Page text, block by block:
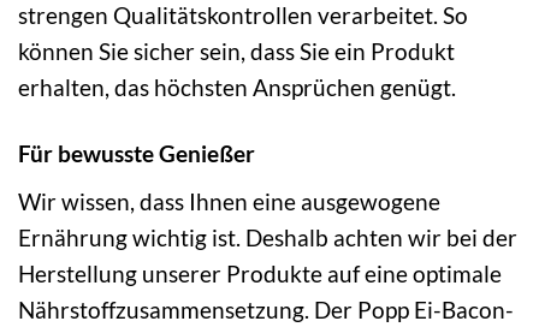
strengen Qualitätskontrollen verarbeitet. So
können Sie sicher sein, dass Sie ein Produkt
erhalten, das höchsten Ansprüchen genügt.
Für bewusste Genießer
Wir wissen, dass Ihnen eine ausgewogene
Ernährung wichtig ist. Deshalb achten wir bei der
Herstellung unserer Produkte auf eine optimale
Nährstoffzusammensetzung. Der Popp Ei-Bacon-